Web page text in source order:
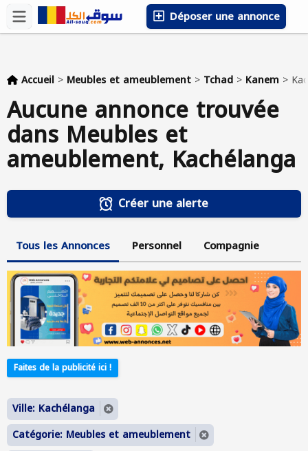
Déposer une annonce
Accueil > Meubles et ameublement > Tchad > Kanem >
Aucune annonce trouvée
dans Meubles et
ameublement, Kachélanga
Créer une alerte
Tous les Annonces Personnel Compagnie
Faites de la publicité ici !
Ville: Kachélanga
Catégorie: Meubles et ameublement